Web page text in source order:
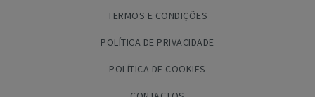
TERMOS E CONDIÇÕES
POLÍTICA DE PRIVACIDADE
POLÍTICA DE COOKIES